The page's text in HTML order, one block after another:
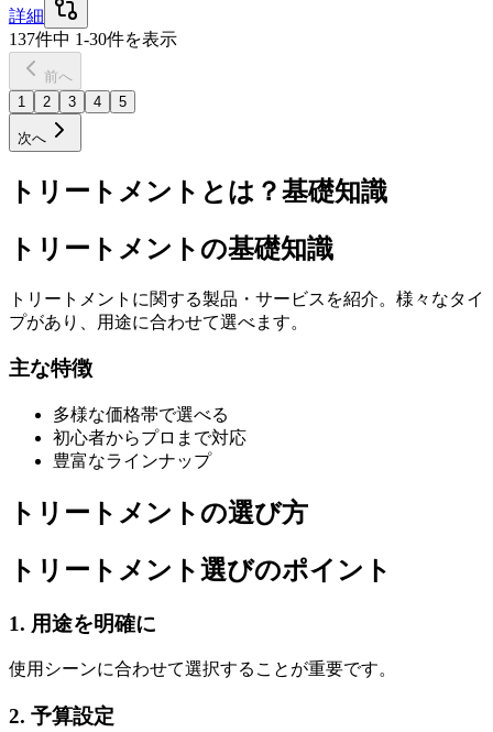
詳細
137件中 1-30件を表示
前へ
1
2 3 4 5
次へ
トリートメントとは？基礎知識
トリートメントの基礎知識
トリートメントに関する製品・サービスを紹介。様々なタイ
プがあり、用途に合わせて選べます。
主な特徴
多様な価格帯で選べる
初心者からプロまで対応
豊富なラインナップ
トリートメントの選び方
トリートメント選びのポイント
1. 用途を明確に
使用シーンに合わせて選択することが重要です。
2. 予算設定